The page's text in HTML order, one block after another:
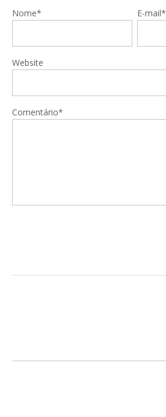
Nome* E-mail*
Website
Comentário*